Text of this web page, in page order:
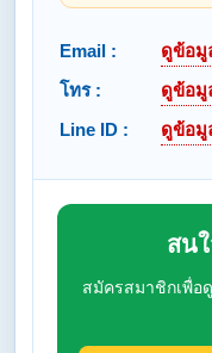
Email :
ดูข้อมู
โทร :
ดูข้อมู
Line ID :
ดูข้อมู
สน
สมัครสมาชิกเพื่อ